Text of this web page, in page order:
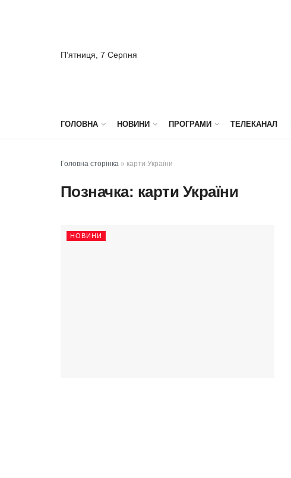
П’ятниця, 7 Серпня
ГОЛОВНА НОВИНИ ПРОГРАМИ ТЕЛЕКАНАЛ
Головна сторінка » карти України
Позначка: карти України
НОВИНИ